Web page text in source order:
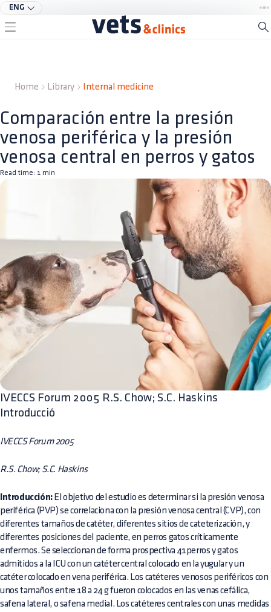
ENG
Home Library Internal medicine
Comparación entre la presión
venosa periférica y la presión
venosa central en perros y gatos
Read time: 1 min
IVECCS Forum 2005 R.S. Chow; S.C. Haskins
Introducció
IVECCS Forum 2005
R.S. Chow; S.C. Haskins
Introducción:El objetivo del estudio es determinar si la presión venosa
periférica (PVP) se correlaciona con la presión venosa central (CVP), con
diferentes tamaños de catéter, diferentes sitios de cateterización, y
diferentes posiciones del paciente, en perros gatos críticamente
enfermos. Se seleccionan de forma prospectiva 41perros y gatos
admitidos a la ICU con un catéter central colocado en la yugular y un
catéter colocado en vena periférica. Los catéteres venosos periféricos con
unos tamaños entre 18 a 24 g fueron colocados en las venas cefálica,
safena lateral, o safena medial. Los catéteres centrales con unas medidas